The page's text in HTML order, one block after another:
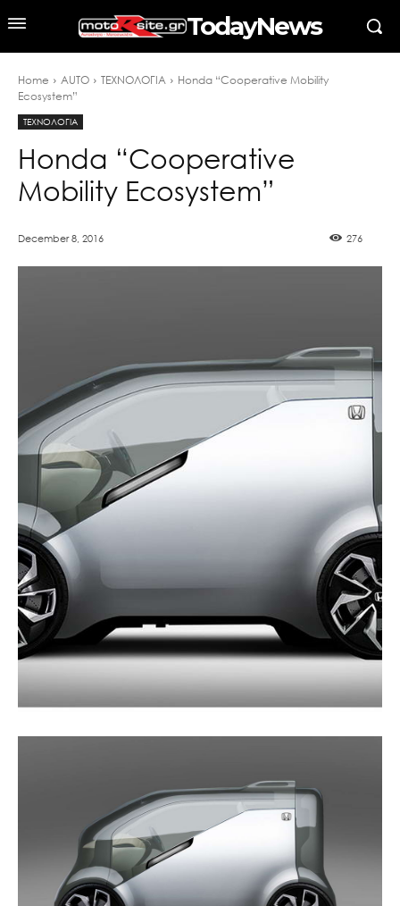
TodayNews
Home AUTO ΤΕΧΝΟΛΟΓΙΑ
Honda “Cooperative Mobility
Ecosystem”
ΤΕΧΝΟΛΟΓΙΑ
Honda “Cooperative
Mobility Ecosystem”
December 8, 2016 276